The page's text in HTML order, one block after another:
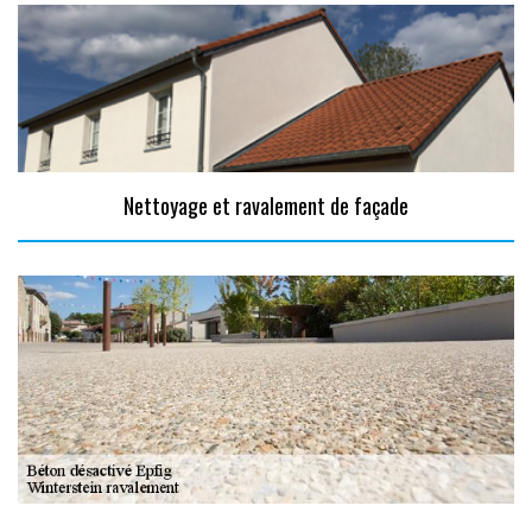
Nettoyage et ravalement de façade